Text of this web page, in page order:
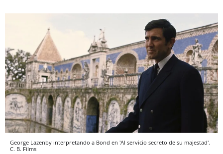
George Lazenby interpretando a Bond en 'Al servicio secreto de su majestad'.
C. B. Films